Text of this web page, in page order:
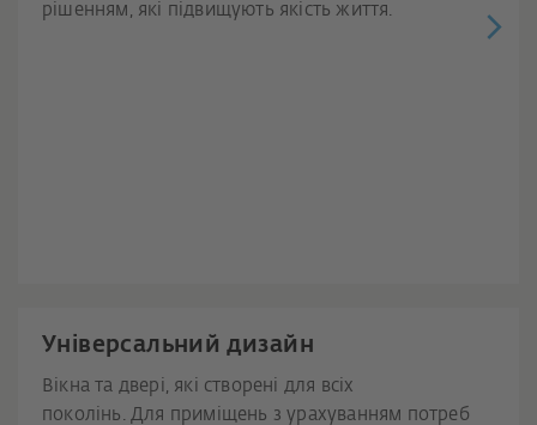
рішенням, які підвищують якість життя.
Універсальний дизайн
Вікна та двері, які створені для всіх
поколінь. Для приміщень з урахуванням потреб